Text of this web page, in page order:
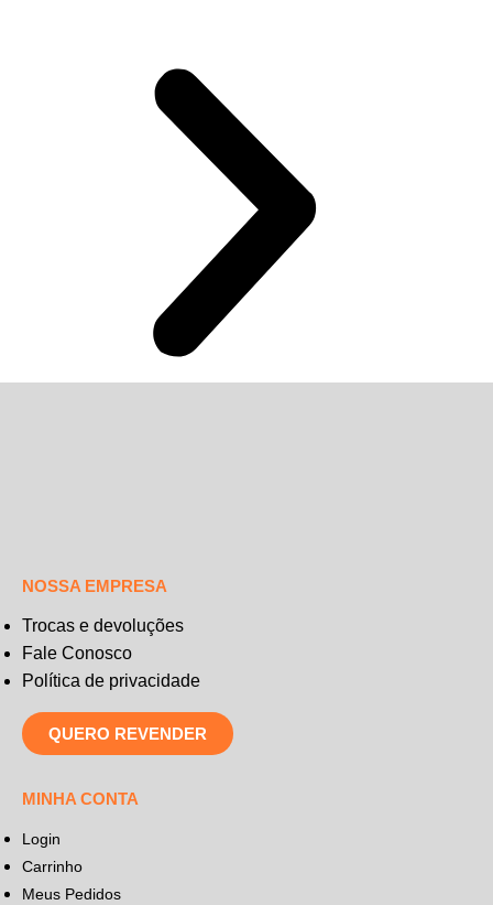
NOSSA EMPRESA
Trocas e devoluções
Fale Conosco
Política de privacidade
QUERO REVENDER
MINHA CONTA
Login
Carrinho
Meus Pedidos